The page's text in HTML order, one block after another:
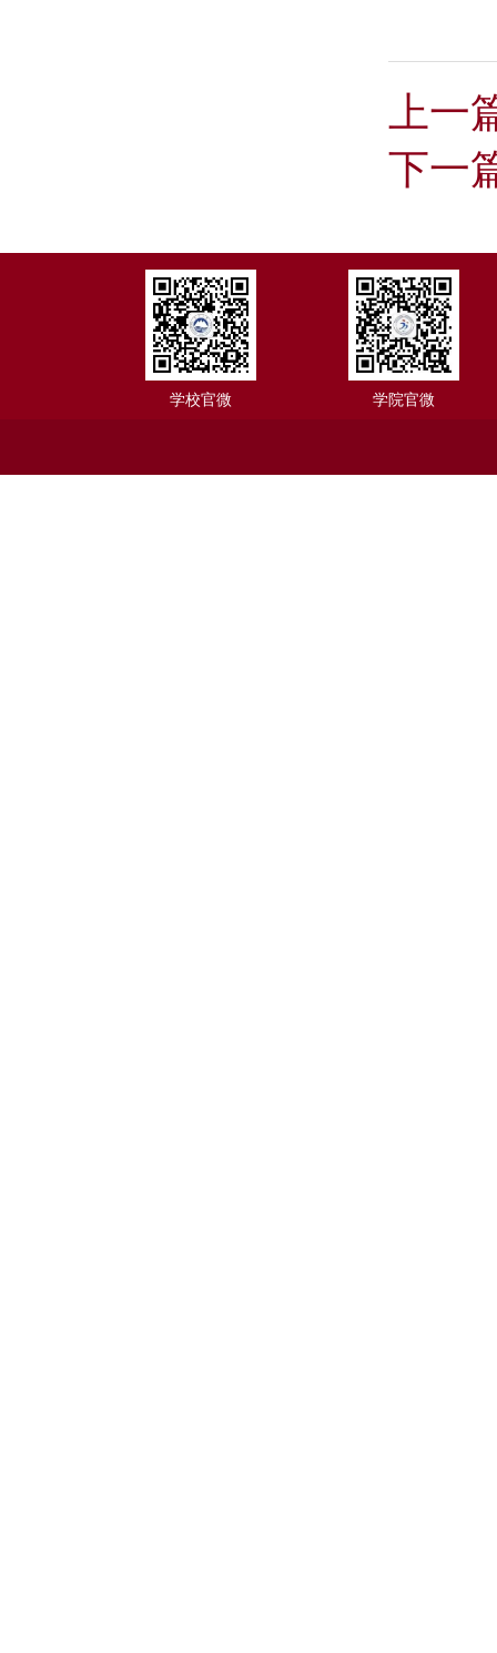
上一
下一
学校官微 学院官微